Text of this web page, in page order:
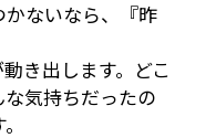
かないなら、『昨
き出します。どこ
気持ちだったの